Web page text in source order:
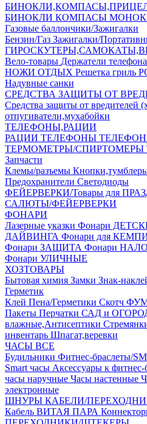
БИНОКЛИ КОМПАСЫ
Газовые баллончики/Зажигалки
Бензин/Газ Зажигалки/
Вело-товары Держатели
НОЖИ ОТДЫХ Решетка гриль
Надувные санки
СРЕДСТВА ЗАЩИТЫ ОТ
Средства защиты от вредителей
отпугиватели,мухабойки
ТЕЛЕФОНЫ,РАЦИИ
РАЦИИ ТЕЛЕФОНЫ
ТЕРМОМЕТРЫ/СПИРТОМЕРЫ
Запчасти
Клемы/разъемы
Предохранители Светодиоды
ФЕЙЕРВЕРКИ/Товары для
САЛЮТЫ/ФЕЙЕРВЕРКИ
ФОНАРИ
Лазерные указки Фонари
ДАЙВИНГА Фонари для
Фонари ЗАЩИТА Фонари
Фонари УЛИЧНЫЕ
ХОЗТОВАРЫ
Бытовая химия Замки Знак-
Герметик
Клей Пена/Герметики Скотч
Пакеты Перчатки САД и
влажные,Антисептики
инвентарь Шпагат,веревки
ЧАСЫ ВСЕ
Будильники Фитнес-браслеты/
Smart часы Аксессуары к фитнес-
часы наручные Часы настенные
электронные
ШНУРЫ КАБЕЛИ/
Кабель ВИТАЯ ПАРА